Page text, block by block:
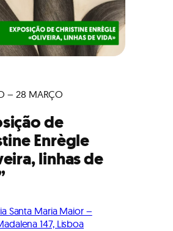
– 28 MARÇO
de
Enrègle
linhas de
Santa Maria Maior –
147, Lisboa